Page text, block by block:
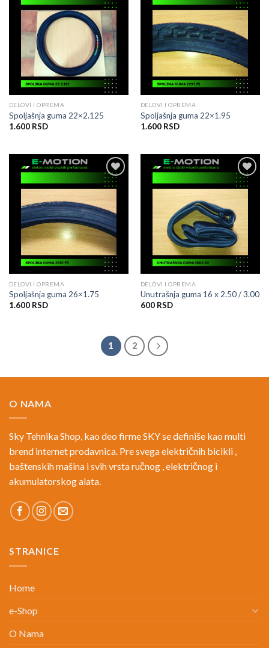
Dodati
na
listu
želja
DELOVI I OPREMA
Spoljašnja guma 22×2.125
1.600 RSD
Dodati
listu
DELOVI I OPREMA
Spoljašnja guma 22×1.95
1.600 RSD
Dodati
listu
želja
DELOVI I OPREMA
Spoljašnja guma 26×1.75
1.600 RSD
Dodati
DELOVI I OPREMA
Unutrašnja guma 16 x 2.50 / 3.00
600 RSD
1 2
O NAMA
Sky Tehnika Shop, kao deo firme SKY se definiše kao multi
brend internet prodavnica. Pre svega električnih bicikli ,
baštenskih mašina i svih vrsta ručnog , električnog i
akumulatorskog alata.
STRANICE
Home
e-Shop
O Nama